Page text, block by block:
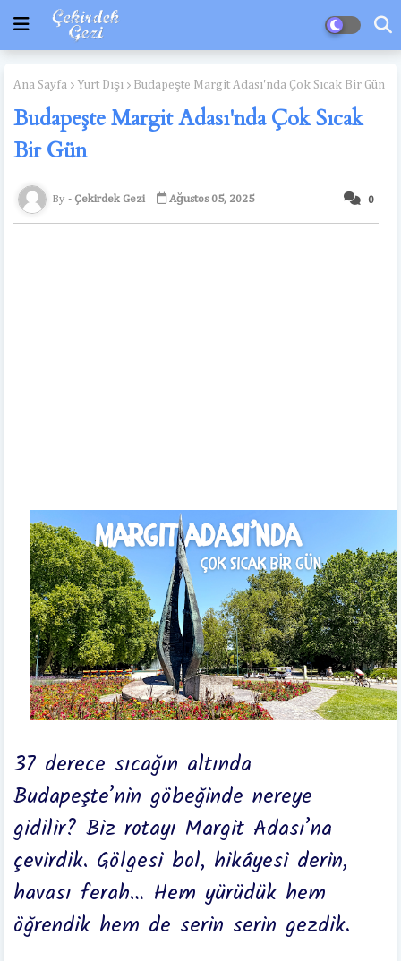
Ana Sayfa Yurt Dışı Budapeşte Margit Adası'nda Çok Sıcak Bir Gün
Budapeşte Margit Adası'nda Çok Sıcak
Bir Gün
0
Çekirdek Gezi Ağustos 05, 2025
37 derece sıcağın altında
Budapeşte’nin göbeğinde nereye
gidilir? Biz rotayı Margit Adası’na
çevirdik. Gölgesi bol, hikâyesi derin,
havası ferah… Hem yürüdük hem
öğrendik hem de serin serin gezdik.